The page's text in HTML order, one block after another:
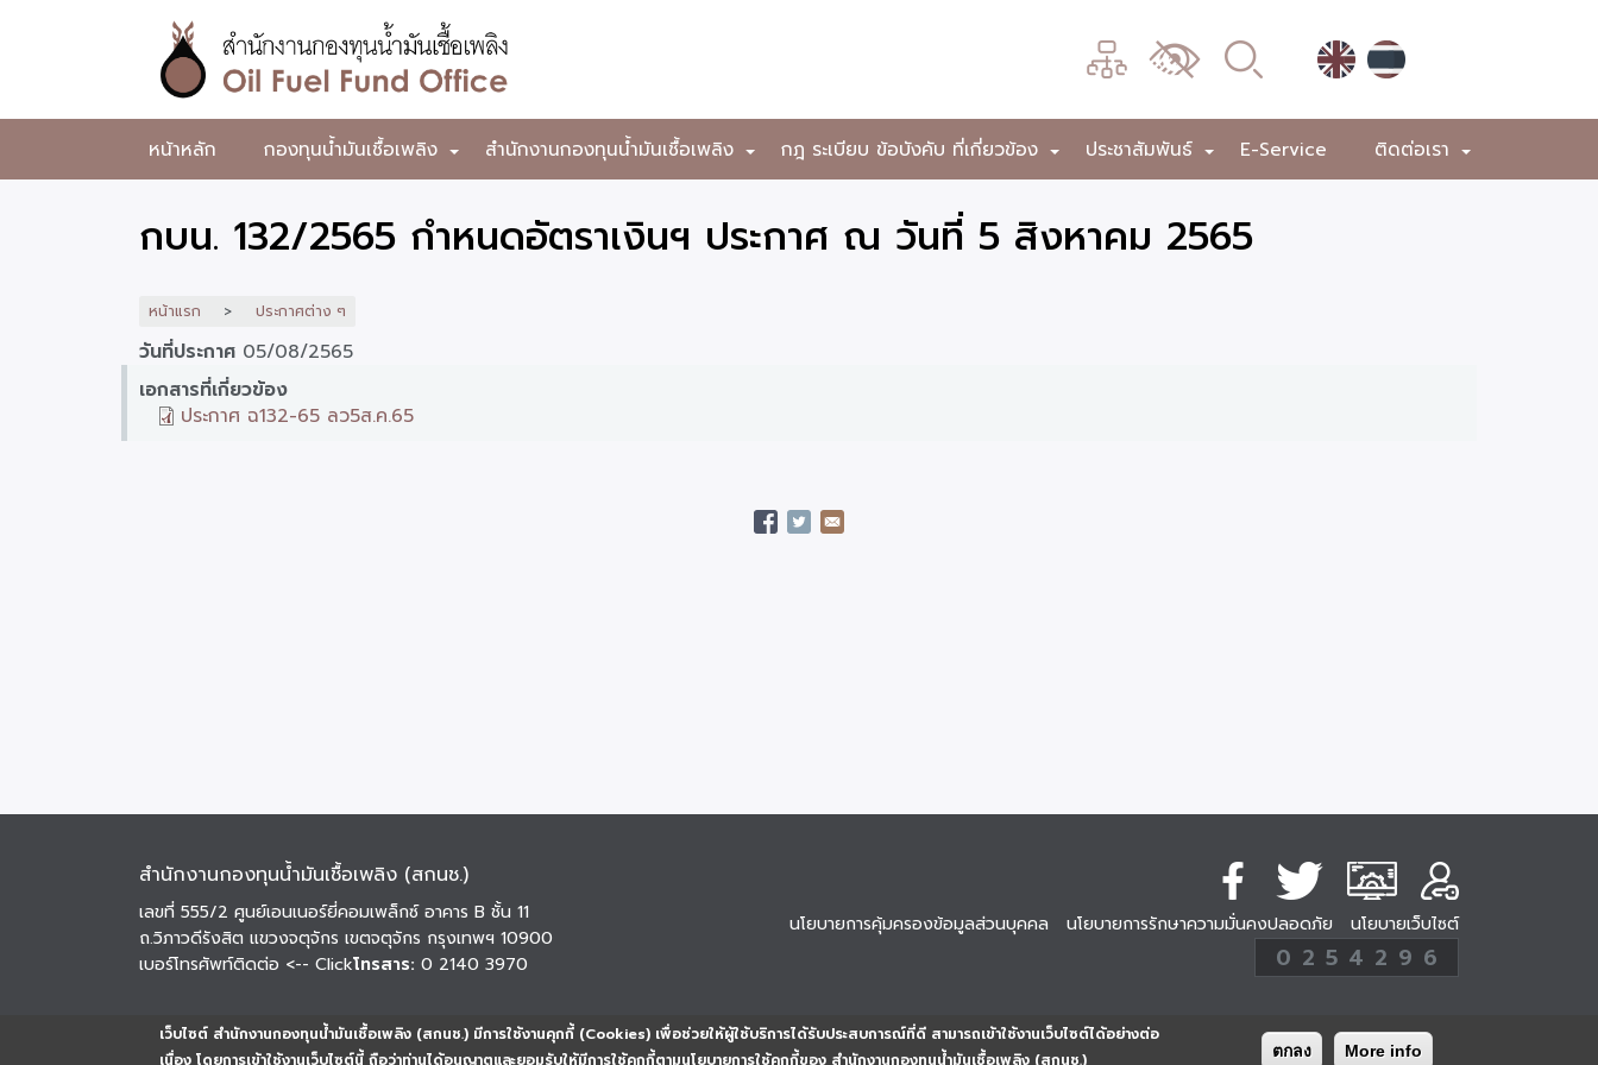
เว็บไซต์ สำนักงานกองทุนน้ำมันเชื้อเพลิง (สกนช.) มีการใช้งานคุกกี้ (Cookies) เพื่อช่วยให้ผู้ใช้บริการได้รับประสบการณ์ที่ดี สามารถเข้าใช้งานเว็บไซต์ได้อย่างต่อ
เนื่อง โดยการเข้าใช้งานเว็บไซต์นี้ ถือว่าท่านได้อนุญาตและยอมรับให้มีการใช้คุกกี้ตามนโยบายการใช้คุกกี้ของ สำนักงานกองทุนน้ำมันเชื้อเพลิง (สกนช.)
ตกลง More info
หลัก
สำนักงาน
กองทุน
น้ำมัน
เพลิง
เมนู
เปลี่ยน
ผล
หน้าหลัก +
กองทุนน้ำมันเชื้อเพลิง +
สำนักงานกองทุนน้ำมันเชื้อเพลิง +
กฎ ระเบียบ ข้อบังคับ ที่เกี่ยวข้อง +
ประชาสัมพันธ์ E-Service +
ติดต่อเรา
กบน. 132/2565 กำหนดอัตราเงินฯ ประกาศ ณ วันที่ 5 สิงหาคม 2565
หน้าแรก ประกาศต่าง ๆ
วันที่ประกาศ 05/08/2565
เอกสารที่เกี่ยวข้อง
ประกาศ ฉ132-65 ลว5ส.ค.65
สำนักงานกองทุนน้ำมันเชื้อเพลิง (สกนช.)
เลขที่ 555/2 ศูนย์เอนเนอร์ยี่คอมเพล็กซ์ อาคาร B ชั้น 11
ถ.วิภาวดีรังสิต แขวงจตุจักร เขตจตุจักร กรุงเทพฯ 10900
เบอร์โทรศัพท์ติดต่อ <-- Clickโทรสาร: 0 2140 3970
นโยบายการคุ้มครองข้อมูลส่วนบุคคล นโยบายการรักษาความมั่นคงปลอดภัย นโยบายเว็บไซต์
254296
ครั้ง
0 2 5 4 2 9 6